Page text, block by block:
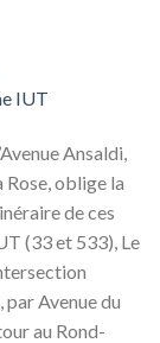
IUT
Ansaldi,
oblige la
de ces
(33 et 533), Le
Avenue du
au Rond-